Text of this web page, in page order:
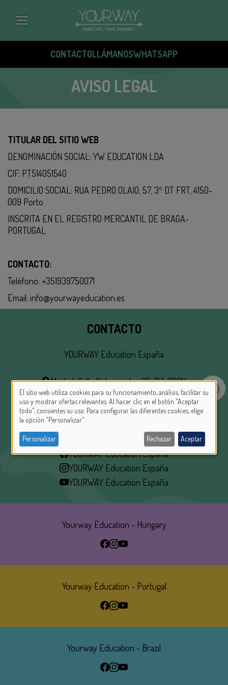
principal
CONTACTOLLÁMANOSWHATSAPP
AVISO LEGAL
TITULAR DEL SITIO WEB
DENOMINACIÓN SOCIAL: YW EDUCATION LDA
CIF: PT514051540
DOMICILIO SOCIAL: RUA PEDRO OLAIO, 57, 3º DT FRT, 4150-
009 Porto
INSCRITA EN EL REGISTRO MERCANTIL DE BRAGA-
PORTUGAL
CONTACTO:
Teléfono: +351939750071
Email: info@yourwayeducation.es
CONTACTO
YOURWAY Education España
Madrid, Calle Gobernador, 26, BJ, 28014
Barcelona, Av. De La Catedral, 6
+34 670 778 856
info@yourwayeducation.es
YOURWAY Education España
YOURWAY Education España
YOURWAY Education España
Yourway Education - Hungary
Yourway Education - Portugal
Yourway Education - Brazil
USE
OF
PERSONAL
DATA
COOKIES
El sitio web utiliza cookies para su funcionamiento, análisis, facilitar su
uso y mostrar ofertas relevantes. Al hacer clic en el botón "Aceptar
todo", consientes su uso. Para configurar las diferentes cookies, elige
la opción "Personalizar".
Personalizar Rechazar Aceptar